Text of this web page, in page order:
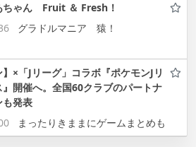
ちゃん Fruit ＆ Fresh！
グラドルマニア 猿！
】×「Jリーグ」コラボ『ポケモンJリ
』開催へ。全国60クラブのパートナ
も発表
まったりきままにゲームまとめも